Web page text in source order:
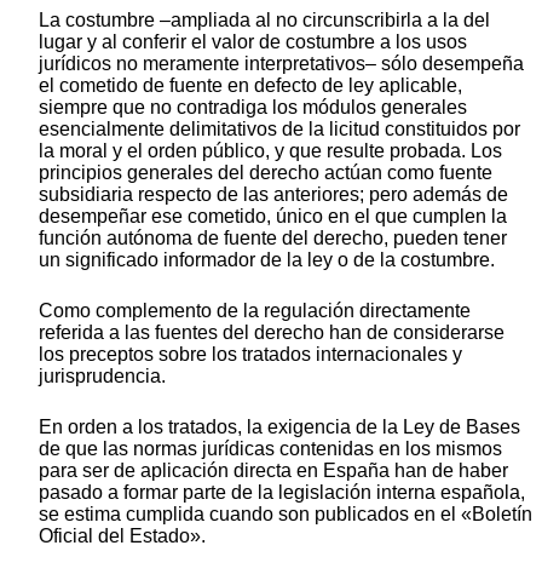
La costumbre –ampliada al no circunscribirla a la del
lugar y al conferir el valor de costumbre a los usos
jurídicos no meramente interpretativos– sólo desempeña
el cometido de fuente en defecto de ley aplicable,
siempre que no contradiga los módulos generales
esencialmente delimitativos de la licitud constituidos por
la moral y el orden público, y que resulte probada. Los
principios generales del derecho actúan como fuente
subsidiaria respecto de las anteriores; pero además de
desempeñar ese cometido, único en el que cumplen la
función autónoma de fuente del derecho, pueden tener
un significado informador de la ley o de la costumbre.
Como complemento de la regulación directamente
referida a las fuentes del derecho han de considerarse
los preceptos sobre los tratados internacionales y
jurisprudencia.
En orden a los tratados, la exigencia de la Ley de Bases
de que las normas jurídicas contenidas en los mismos
para ser de aplicación directa en España han de haber
pasado a formar parte de la legislación interna española,
se estima cumplida cuando son publicados en el «Boletín
Oficial del Estado».